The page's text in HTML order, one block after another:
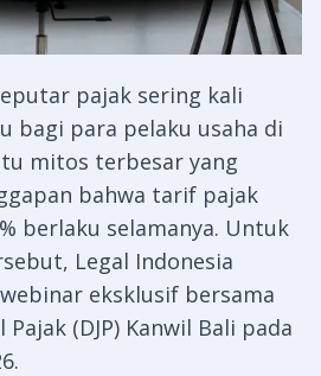
pajak sering kali
bagi para pelaku usaha di
mitos terbesar yang
bahwa tarif pajak
berlaku selamanya. Untuk
Legal Indonesia
eksklusif bersama
(DJP) Kanwil Bali pada